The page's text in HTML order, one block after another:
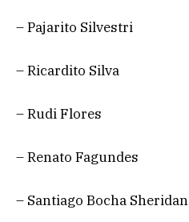
– Pajarito Silvestri
– Ricardito Silva
– Rudi Flores
– Renato Fagundes
– Santiago Bocha Sheridan